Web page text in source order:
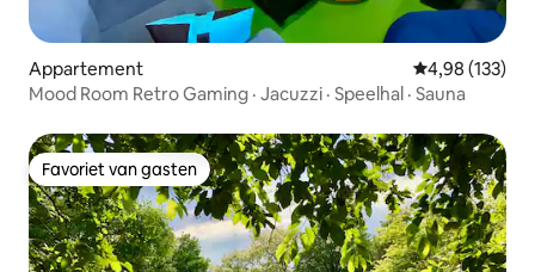
Appartement Gemiddelde
4,98 (133)
Mood Room Retro Gaming · Jacuzzi · Speelhal · Sauna
Favoriet van gasten
Favoriet van gasten